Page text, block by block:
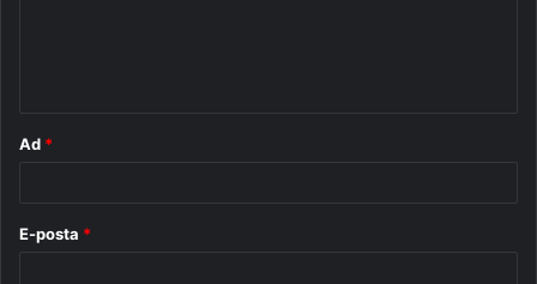
Ad *
E-posta *